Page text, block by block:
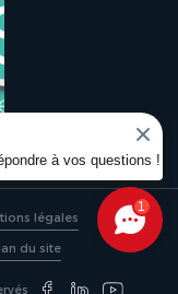
légales
du site
1
à vos questions !